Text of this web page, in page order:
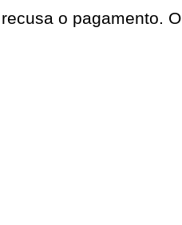
o pagamento. O